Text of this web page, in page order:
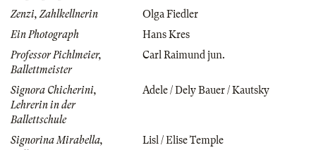
Zenzi, Zahlkellnerin
Olga Fiedler
Ein Photograph
Hans Kres
Professor Pichlmeier,
Ballettmeister
Carl Raimund jun.
Signora Chicherini,
Lehrerin in der
Ballettschule
Adele / Dely Bauer / Kautsky
Signorina Mirabella,
Lisl / Elise Temple